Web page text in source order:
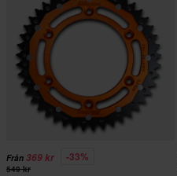
Från 369 kr -33%
549 kr